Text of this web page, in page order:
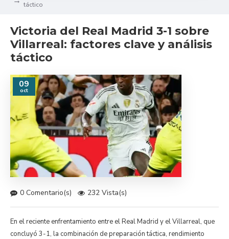
táctico
Victoria del Real Madrid 3-1 sobre
Villarreal: factores clave y análisis
táctico
09
oct
0 Comentario(s) 232 Vista(s)
En el reciente enfrentamiento entre el Real Madrid y el Villarreal, que
concluyó 3-1, la combinación de preparación táctica, rendimiento